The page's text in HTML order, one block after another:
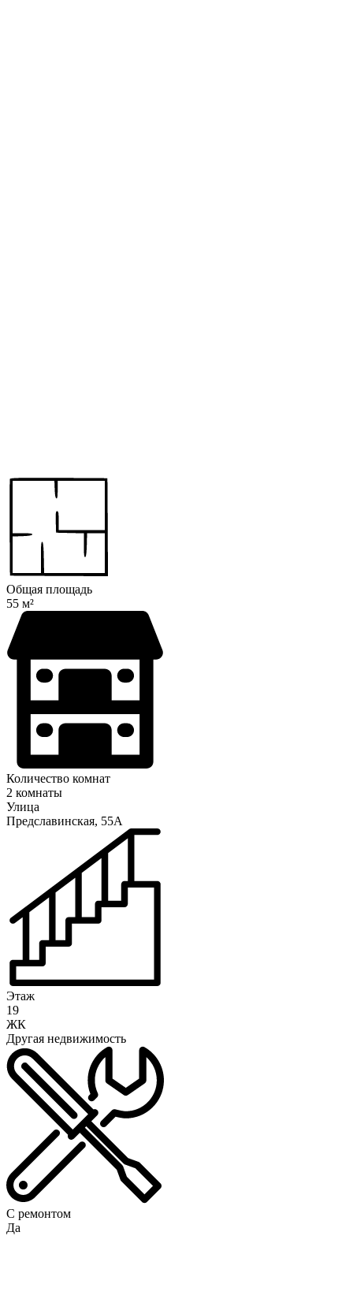
Общая площадь
55 м²
Количество комнат
2 комнаты
Улица
Предславинская, 55А
Этаж
19
ЖК
Другая недвижимость
С ремонтом
Да